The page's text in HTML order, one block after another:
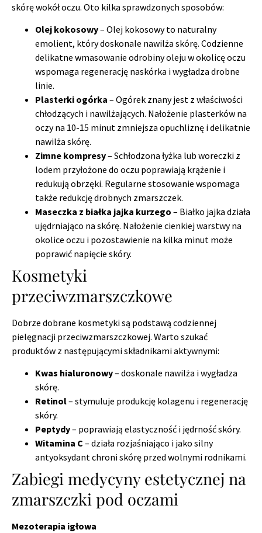
skórę wokół oczu. Oto kilka sprawdzonych sposobów:
Olej kokosowy– Olej kokosowy to naturalny
emolient, który doskonale nawilża skórę. Codzienne
delikatne wmasowanie odrobiny oleju w okolicę oczu
wspomaga regenerację naskórka i wygładza drobne
linie.
Plasterki ogórka – Ogórek znany jest z właściwości
chłodzących i nawilżających. Nałożenie plasterków na
oczy na 10-15 minut zmniejsza opuchliznę i delikatnie
nawilża skórę.
Zimne kompresy– Schłodzona łyżka lub woreczki z
lodem przyłożone do oczu poprawiają krążenie i
redukują obrzęki. Regularne stosowanie wspomaga
także redukcję drobnych zmarszczek.
Maseczka z białka jajka kurzego – Białko jajka działa
ujędrniająco na skórę. Nałożenie cienkiej warstwy na
okolice oczu i pozostawienie na kilka minut może
poprawić napięcie skóry.
Kosmetyki
przeciwzmarszczkowe
Dobrze dobrane kosmetyki są podstawą codziennej
pielęgnacji przeciwzmarszczkowej. Warto szukać
produktów z następującymi składnikami aktywnymi:
Kwas hialuronowy– doskonale nawilża i wygładza
skórę.
Retinol– stymuluje produkcję kolagenu i regenerację
skóry.
Peptydy– poprawiają elastyczność i jędrność skóry.
Witamina C – działa rozjaśniająco i jako silny
antyoksydant chroni skórę przed wolnymi rodnikami.
Zabiegi medycyny estetycznej na
zmarszczki pod oczami
Mezoterapia igłowa